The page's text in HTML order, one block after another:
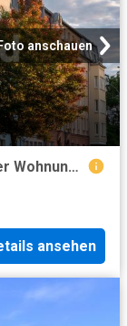
anschauen
Tauschimmobilie: Moderne 2.5 Zimmer Wohnung in begehrter Lage Zürichs
ansehen